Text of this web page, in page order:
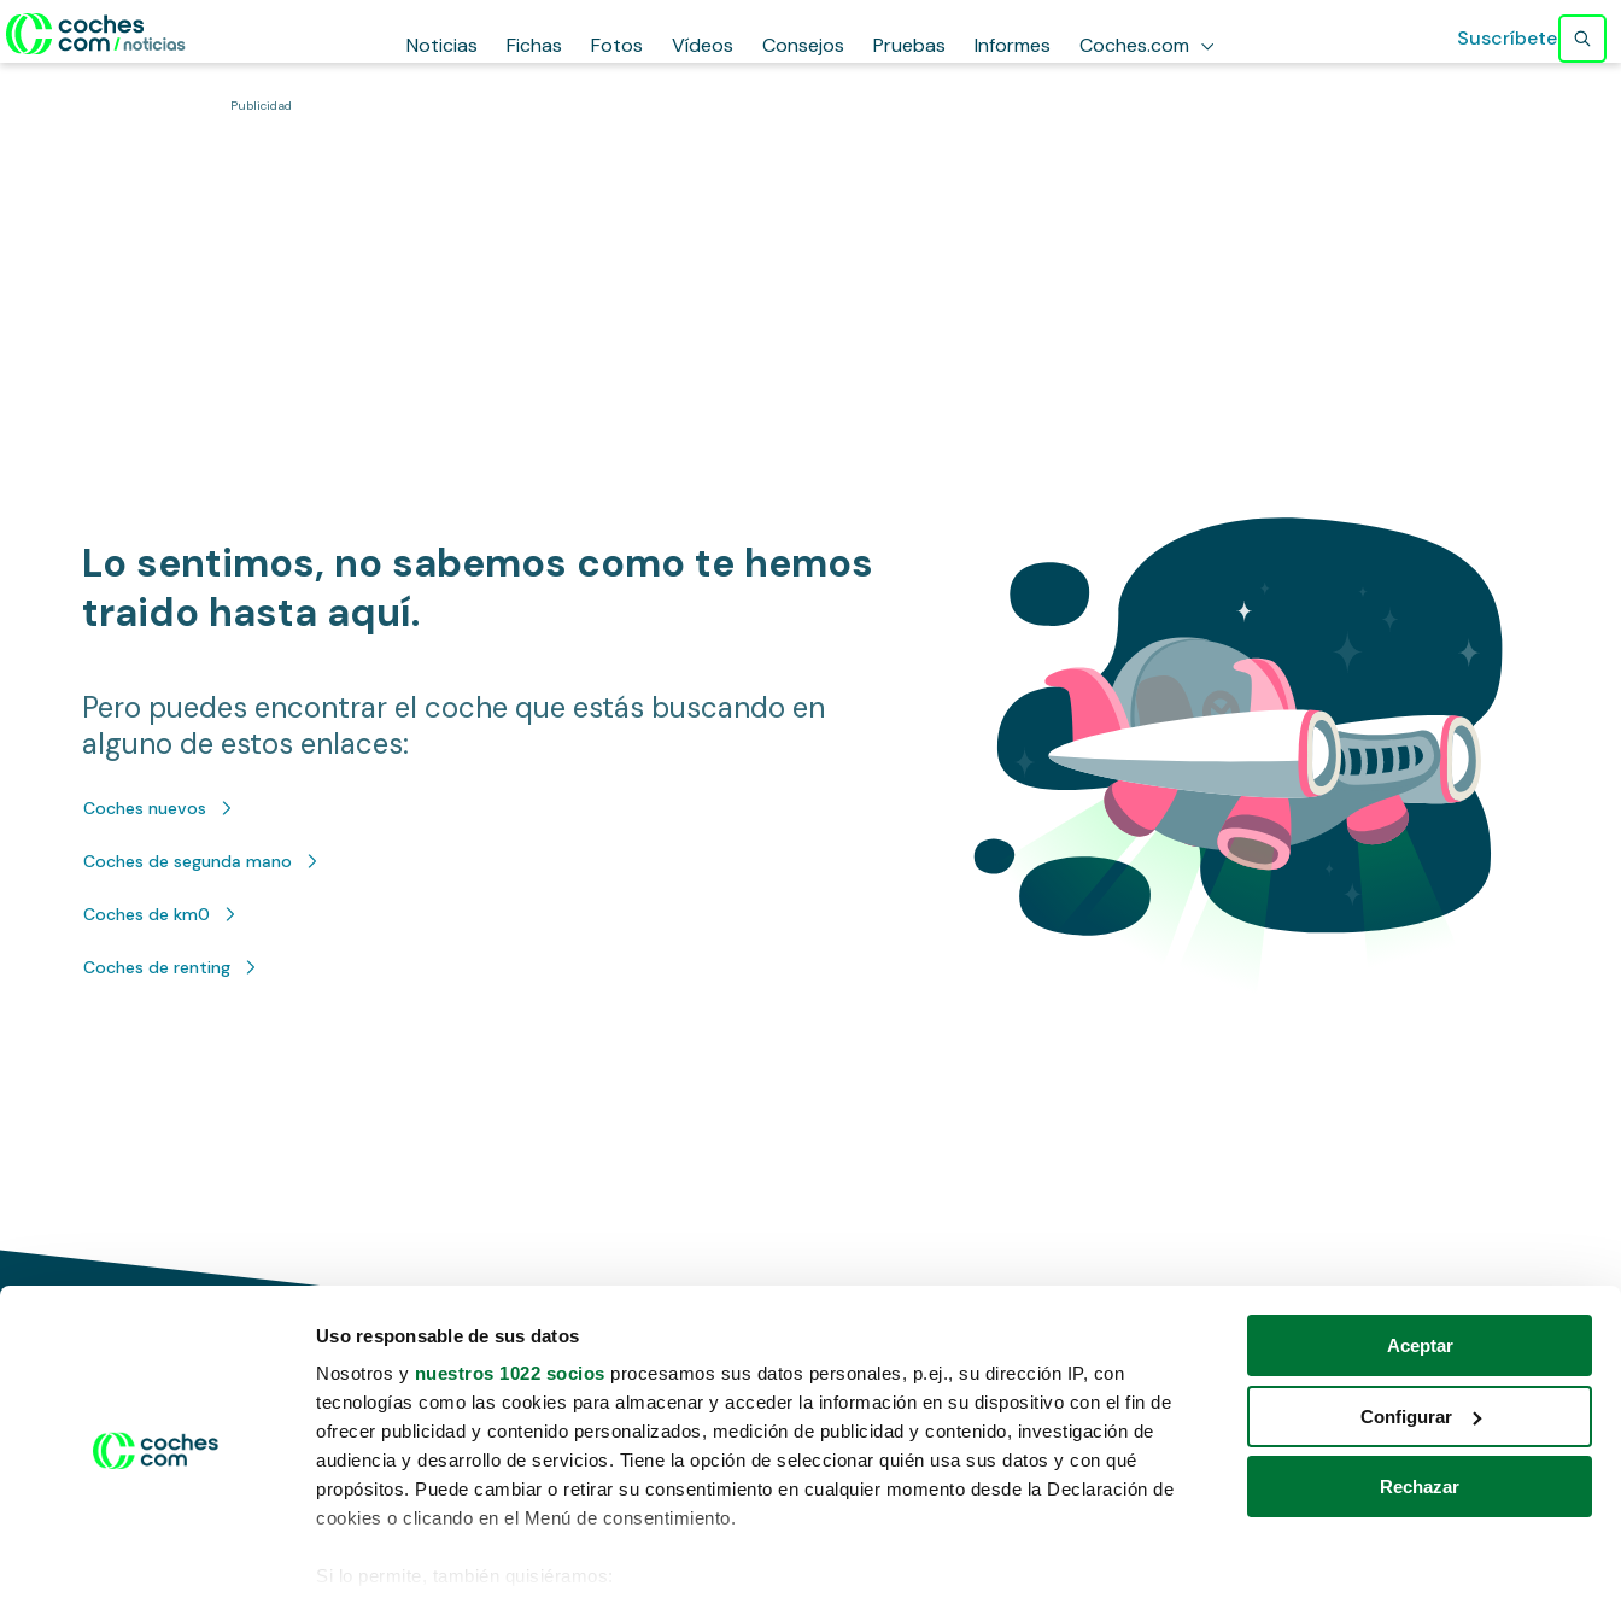
Uso responsable de sus datos
Nosotros y nuestros 1022 socios procesamos sus datos personales, p.ej., su dirección IP, con
tecnologías como las cookies para almacenar y acceder la información en su dispositivo con el fin de
ofrecer publicidad y contenido personalizados, medición de publicidad y contenido, investigación de
audiencia y desarrollo de servicios. Tiene la opción de seleccionar quién usa sus datos y con qué
propósitos. Puede cambiar o retirar su consentimiento en cualquier momento desde la Declaración de
cookies o clicando en el Menú de consentimiento.
Si lo permite, también quisiéramos:
Aceptar
Configurar
Rechazar
Noticias Fichas Fotos Vídeos Consejos Pruebas Informes Coches.com Suscríbete
Publicidad
Lo sentimos, no sabemos como te hemos
traido hasta aquí.
Pero puedes encontrar el coche que estás buscando en
alguno de estos enlaces:
Coches nuevos
Coches de segunda mano
Coches de km0
Coches de renting
Conduce tu futuro,
desata tu movilidad